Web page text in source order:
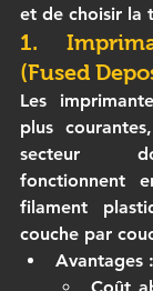
et de choisir la
1.
(Fused
Les
plus
secteur
fonctionnent
filament
couche par
Avantages :